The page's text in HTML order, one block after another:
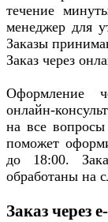
течение
менеджер для
Заказы
Заказ через
Оформление
онлайн-
на все
поможет
до 18:00.
обработаны на
Заказ через